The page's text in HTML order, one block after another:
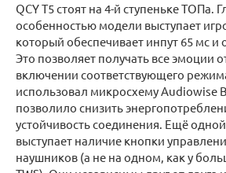
QCY T5 стоят на 4-й ступеньке ТОПа.
особенностью модели выступает
который обеспечивает инпут 65 мс и
Это позволяет получать все эмоции
включении соответствующего
использовал микросхему Audiowise
позволило снизить
устойчивость соединения. Ещё
выступает наличие кнопки
наушников (а не на одном, как у